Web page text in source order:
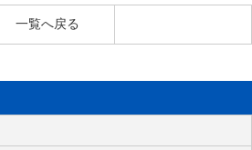
一覧へ戻る